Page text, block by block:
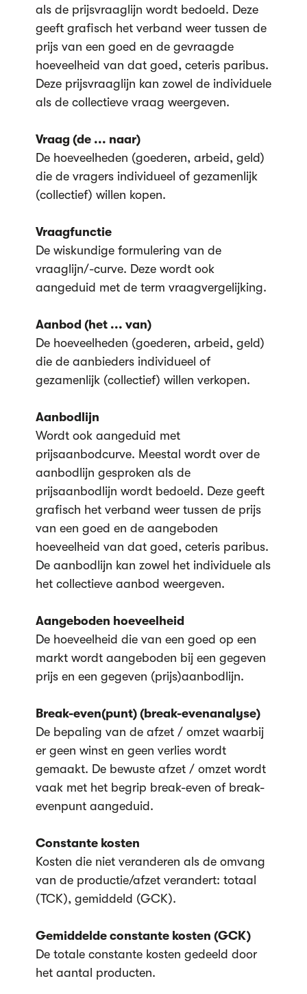
als de prijsvraaglijn wordt bedoeld. Deze
geeft grafisch het verband weer tussen de
prijs van een goed en de gevraagde
hoeveelheid van dat goed, ceteris paribus.
Deze prijsvraaglijn kan zowel de individuele
als de collectieve vraag weergeven.
Vraag (de ... naar)
De hoeveelheden (goederen, arbeid, geld)
die de vragers individueel of gezamenlijk
(collectief) willen kopen.
Vraagfunctie
De wiskundige formulering van de
vraaglijn/-curve. Deze wordt ook
aangeduid met de term vraagvergelijking.
Aanbod (het ... van)
De hoeveelheden (goederen, arbeid, geld)
die de aanbieders individueel of
gezamenlijk (collectief) willen verkopen.
Aanbodlijn
Wordt ook aangeduid met
prijsaanbodcurve. Meestal wordt over de
aanbodlijn gesproken als de
prijsaanbodlijn wordt bedoeld. Deze geeft
grafisch het verband weer tussen de prijs
van een goed en de aangeboden
hoeveelheid van dat goed, ceteris paribus.
De aanbodlijn kan zowel het individuele als
het collectieve aanbod weergeven.
Aangeboden hoeveelheid
De hoeveelheid die van een goed op een
markt wordt aangeboden bij een gegeven
prijs en een gegeven (prijs)aanbodlijn.
Break-even(punt) (break-evenanalyse)
De bepaling van de afzet / omzet waarbij
er geen winst en geen verlies wordt
gemaakt. De bewuste afzet / omzet wordt
vaak met het begrip break-even of break-
evenpunt aangeduid.
Constante kosten
Kosten die niet veranderen als de omvang
van de productie/afzet verandert: totaal
(TCK), gemiddeld (GCK).
Gemiddelde constante kosten (GCK)
De totale constante kosten gedeeld door
het aantal producten.